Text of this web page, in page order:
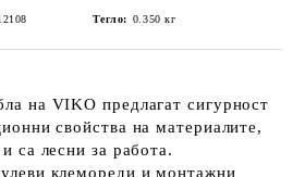
Тегло: 0.350 кг
на VIKO предлагат сигурност
свойства на материалите,
са лесни за работа.
клемореди и монтажни